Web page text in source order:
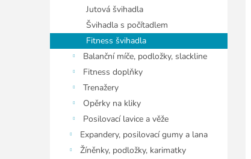
Jutová švihadla
Švihadla s počítadlem
Fitness švihadla
Balanční míče, podložky, slackline
Fitness doplňky
Trenažery
Opěrky na kliky
Posilovací lavice a věže
Expandery, posilovací gumy a lana
Žíněnky, podložky, karimatky